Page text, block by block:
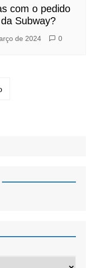
com o pedido
Subway?
de 2024 0